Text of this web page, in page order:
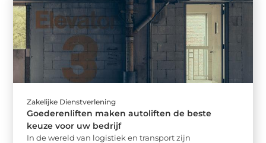
Zakelijke Dienstverlening
Goederenliften maken autoliften de beste
keuze voor uw bedrijf
In de wereld van logistiek en transport zijn